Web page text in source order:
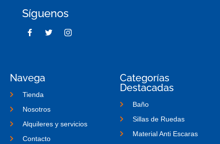
Síguenos
F
a
k
f
T
w
I
c
m
Navega
Tienda
Nosotros
Alquileres y servicios
Contacto
Categorías
Destacadas
Baño
Sillas de Ruedas
Material Anti Escaras